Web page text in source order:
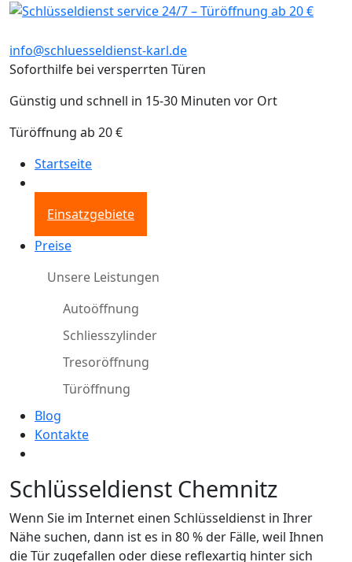
info@schluesseldienst-karl.de
Soforthilfe bei versperrten Türen
Günstig und schnell in 15-30 Minuten vor Ort
Türöffnung ab 20 €
Startseite
Einsatzgebiete
Preise
Unsere Leistungen
Autoöffnung
Schliesszylinder
Tresoröffnung
Türöffnung
Blog
Kontakte
Schlüsseldienst Chemnitz
Wenn Sie im Internet einen Schlüsseldienst in Ihrer
Nähe suchen, dann ist es in 80 % der Fälle, weil Ihnen
die Tür zugefallen oder diese reflexartig hinter sich